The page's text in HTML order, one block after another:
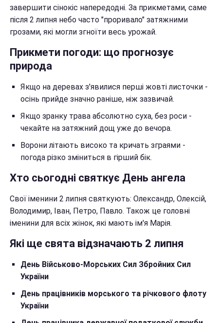
завершити сінокіс напередодні. За прикметами, саме
після 2 липня небо часто "проривало" затяжними
грозами, які могли згноїти весь урожай.
Прикмети погоди: що прогнозує
природа
Якщо на деревах з'явилися перші жовті листочки -
осінь прийде значно раніше, ніж зазвичай.
Якщо зранку трава абсолютно суха, без роси -
чекайте на затяжний дощ уже до вечора.
Ворони літають високо та кричать зграями -
погода різко зміниться в гірший бік.
Хто сьогодні святкує День ангела
Свої іменини 2 липня святкують: Олександр, Олексій,
Володимир, Іван, Петро, Павло. Також це головні
іменини для всіх жінок, які мають ім'я Марія.
Які ще свята відзначають 2 липня
День Військово-Морських Сил Збройних Сил
України
День працівників морського та річкового флоту
України